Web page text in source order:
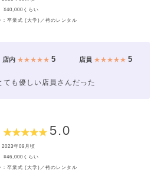
¥40,000くらい
：卒業式 (大学)／袴のレンタル
店内★★★★★ 5 店員 ★★★★★5
も優しい店員さんだった
5.0
2023年09月頃
¥46,000くらい
：卒業式 (大学)／袴のレンタル